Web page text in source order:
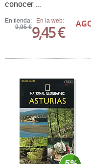
En tienda:
9,95 €
En la web:
9,45 €
conocer ...